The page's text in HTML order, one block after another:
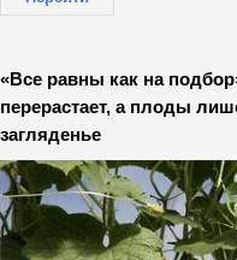
«Все равны как на
перерастает, а плоды
загляденье